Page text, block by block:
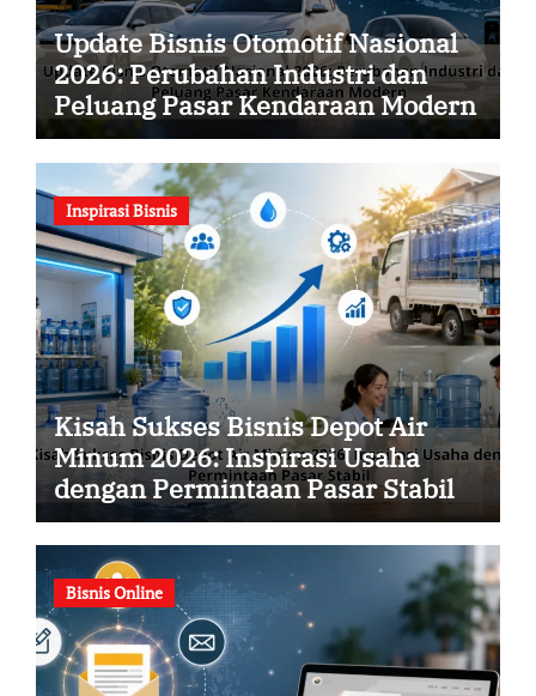
Update Bisnis Otomotif Nasional
2026: Perubahan Industri dan
Peluang Pasar Kendaraan Modern
Inspirasi Bisnis
Kisah Sukses Bisnis Depot Air
Minum 2026: Inspirasi Usaha
dengan Permintaan Pasar Stabil
Bisnis Online